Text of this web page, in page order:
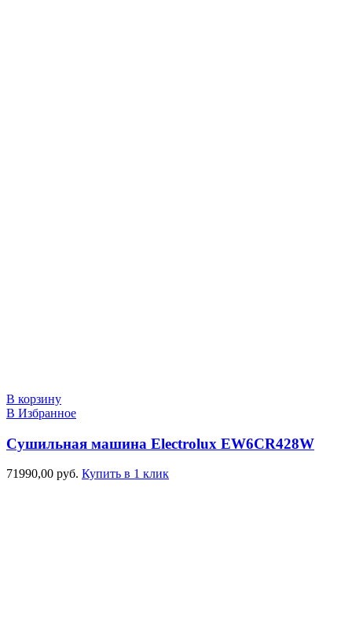
В корзину
В Избранное
Сушильная машина Electrolux EW6CR428W
71990,00 руб. Купить в 1 клик